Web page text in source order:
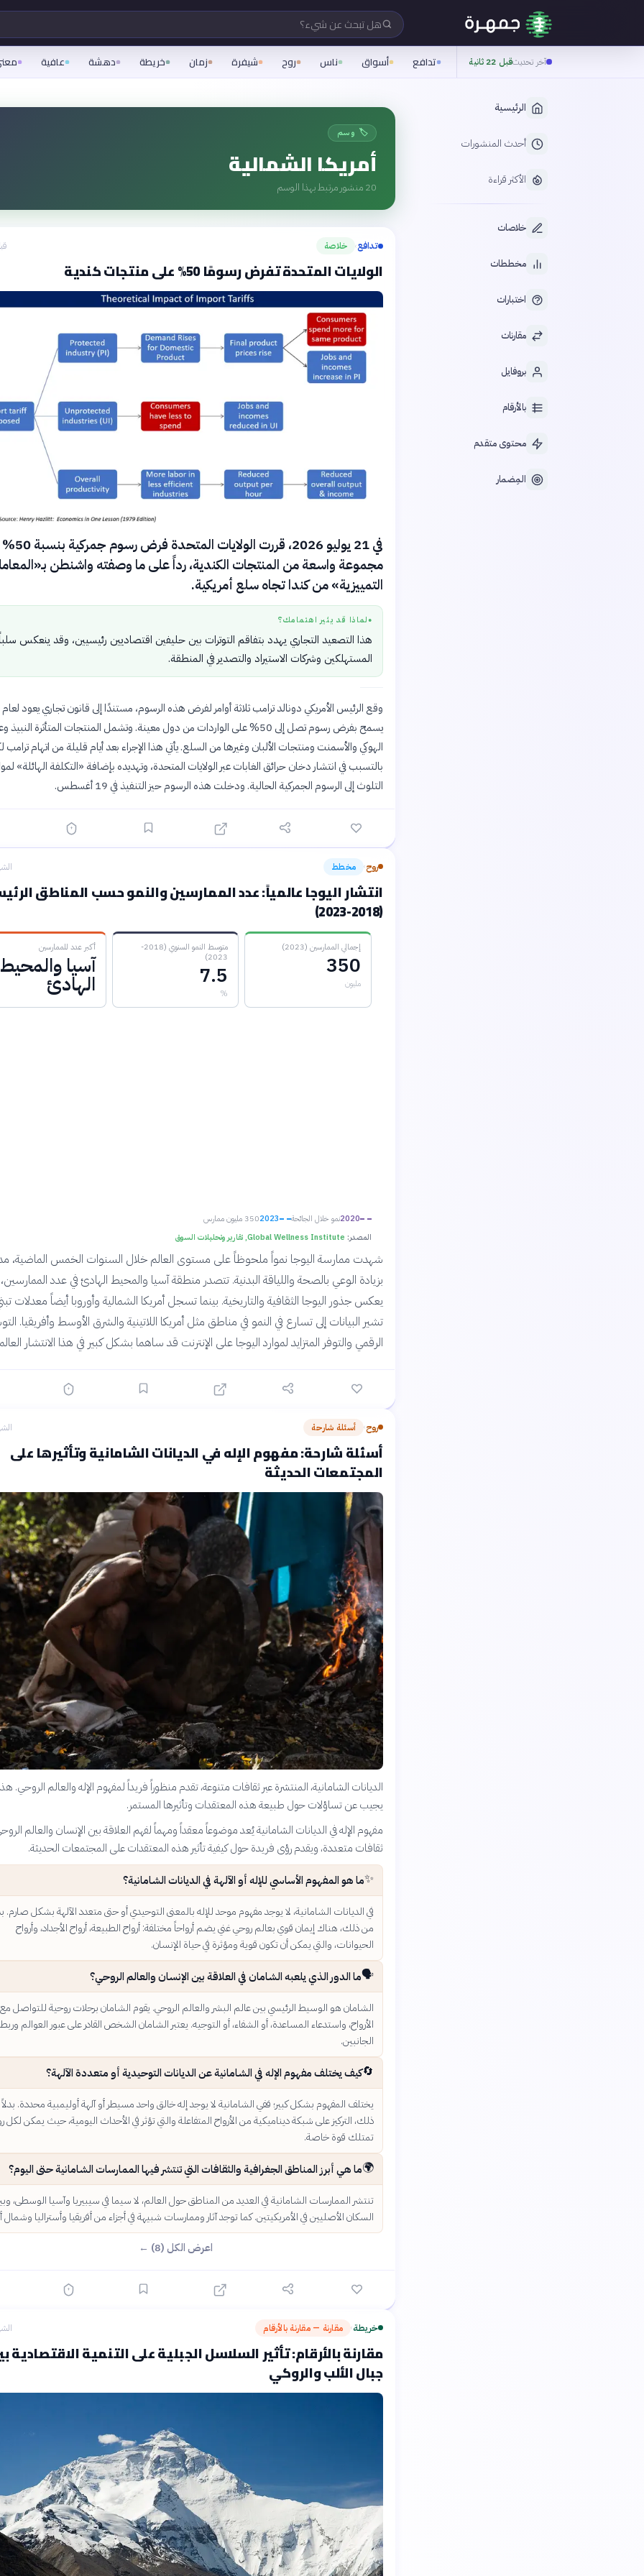
هل تبحث عن شيء؟
آخر تحديثقبل 22 ثانية تدافع أسواق ناس روح شيفرة زمان خريطة دهشة عافية
الرئيسية
أحدث المنشورات
الأكثر قراءة
خلاصات
مخططات
اختبارات
مقارنات
بروفايل
بالأرقام
محتوى متقدم
المِضمار
🏷️ وسم
أمريكا الشمالية
20 منشور مرتبط بهذا الوسم
تدافع› خلاصة قبل
الولايات المتحدة تفرض رسومًا 50% على منتجات كندية
في 21 يوليو 2026،
مجموعة واسعة من المنتجات الكندية، رداً على ما وصفته واشنطن
التمييزية» من كندا تجاه سلع أمريكية.
● لماذا قد يثير اهتمامك؟
هذا التصعيد التجاري يهدد بتفاقم التوترات بين حليفين اقتصاديين رئيسيين، وقد ينعكس
المستهلكين وشركات الاستيراد والتصدير في المنطقة.
يسمح بفرض رسوم تصل إلى 50% على الواردات من دول معينة. وتشمل المنتجات المتأثرة
الهوكي والأسمنت ومنتجات الألبان وغيرها من السلع. يأتي هذا الإجراء بعد أيام قليلة من اتهام ترامب
بالتسبب في انتشار دخان حرائق الغابات عبر الولايات المتحدة، وتهديده بإضافة «التكلفة الهائلة»
التلوث إلى الرسوم الجمركية الحالية. ودخلت هذه الرسوم حيز التنفيذ في 19 أغسطس.
روح› مخطط
انتشار اليوجا عالمياً: عدد الممارسين والنمو حسب المناطق
(2018-2023)
إجمالي الممارسين (2023)
350
مليون
متوسط النمو السنوي (2018-
2023)
7.5
%
أكبر عدد للممارسين
آسيا والمحيط
الهادئ
2020نمو خلال الجائحة 2023350 مليون ممارس
المصدر: Global Wellness Institute, تقارير وتحليلات السوق
شهدت ممارسة اليوجا نمواً ملحوظاً على مستوى العالم خلال السنوات الخمس الماضية،
بزيادة الوعي بالصحة واللياقة البدنية. تتصدر منطقة آسيا والمحيط الهادئ في عدد
يعكس جذور اليوجا الثقافية والتاريخية. بينما تسجل أمريكا الشمالية وأوروبا أيضاً معدلات
تشير البيانات إلى تسارع في النمو في مناطق مثل أمريكا اللاتينية والشرق الأوسط وأفريقيا.
الرقمي والتوفر المتزايد لموارد اليوجا على الإنترنت قد ساهما بشكل كبير في هذا الانتشار
روح› أسئلة شارحة
أسئلة شارحة: مفهوم الإله في الديانات الشامانية وتأثيرها على
المجتمعات الحديثة
الديانات الشامانية، المنتشرة عبر ثقافات متنوعة، تقدم منظوراً فريداً لمفهوم الإله والعالم الروحي.
يجيب عن تساؤلات حول طبيعة هذه المعتقدات وتأثيرها المستمر.
مفهوم الإله في الديانات الشامانية يُعد موضوعاً معقداً ومهماً لفهم العلاقة بين الإنسان والعالم
ثقافات متعددة، ويقدم رؤى فريدة حول كيفية تأثير هذه المعتقدات على المجتمعات الحديثة.
✨ما هو المفهوم الأساسي للإله أو الآلهة في الديانات الشامانية؟
في الديانات الشامانية، لا يوجد مفهوم موحد للإله بالمعنى التوحيدي أو حتى متعدد الآلهة بشكل صارم.
من ذلك، هناك إيمان قوي بعالم روحي غني يضم أرواحاً مختلفة: أرواح الطبيعة، أرواح الأجداد، وأرواح
الحيوانات، والتي يمكن أن تكون قوية ومؤثرة في حياة الإنسان.
🗣️ما الدور الذي يلعبه الشامان في العلاقة بين الإنسان والعالم الروحي؟
الشامان هو الوسيط الرئيسي بين عالم البشر والعالم الروحي. يقوم الشامان برحلات روحية للتواصل مع
الأرواح، واستدعاء المساعدة، أو الشفاء، أو التوجيه. يعتبر الشامان الشخص القادر على عبور العوالم وربط
الجانبين.
🔄كيف يختلف مفهوم الإله في الشامانية عن الديانات التوحيدية أو متعددة الآلهة؟
يختلف المفهوم بشكل كبير؛ ففي الشامانية لا يوجد إله خالق واحد مسيطر أو آلهة أوليمبية محددة.
ذلك، التركيز على شبكة ديناميكية من الأرواح المتفاعلة والتي تؤثر في الأحداث اليومية، حيث يمكن لكل
تمتلك قوة خاصة.
🌍ما هي أبرز المناطق الجغرافية والثقافات التي تنتشر فيها الممارسات الشامانية حتى اليوم؟
تنتشر الممارسات الشامانية في العديد من المناطق حول العالم، لا سيما في سيبيريا وآسيا الوسطى،
السكان الأصليين في الأمريكيتين. كما توجد آثار وممارسات شبيهة في أجزاء من أفريقيا وأستراليا وشمال
اعرض الكل (8) ←
خريطة› مقارنة — مقارنة بالأرقام
مقارنة بالأرقام: تأثير السلاسل الجبلية على التنمية الاقتصادية
جبال الألب والروكي